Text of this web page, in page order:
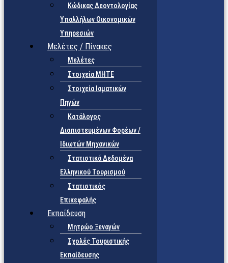
Κώδικας Δεοντολογίας
Υπαλλήλων Οικονομικών
Υπηρεσιών
Μελέτες / Πίνακες
Μελέτες
Στοιχεία ΜΗΤΕ
Στοιχεία Ιαματικών
Πηγών
Κατάλογος
Διαπιστευμένων Φορέων /
Ιδιωτών Μηχανικών
Στατιστικά Δεδομένα
Ελληνικού Τουρισμού
Στατιστικός
Επικεφαλής
Εκπαίδευση
Μητρώο Ξεναγών
Σχολές Τουριστικής
Εκπαίδευσης